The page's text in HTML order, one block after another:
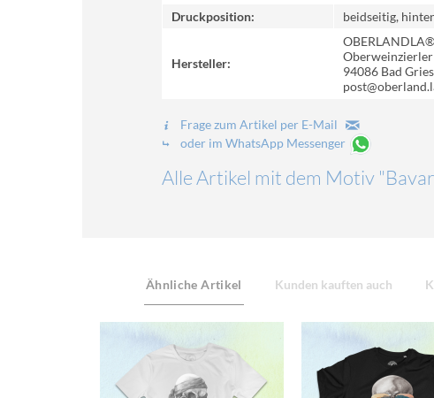
Druckposition:
beidseitig,
Hersteller:
Oberweinzierler
94086 Bad
Frage zum Artikel per E-Mail
oder im WhatsApp Messenger
Alle Artikel mit dem Motiv
Ähnliche Artikel Kunden kauften auch